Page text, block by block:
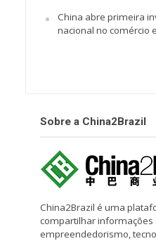
China abre primeira
nacional no comércio
Sobre a China2Brazil
China2Brazil é uma
compartilhar informações
empreendedorismo,